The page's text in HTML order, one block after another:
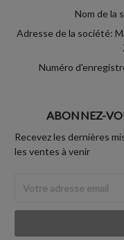
Nom de la
Adresse de la société:
Numéro
ABONNEZ-
Recevez les dernières
les ventes à venir
Email